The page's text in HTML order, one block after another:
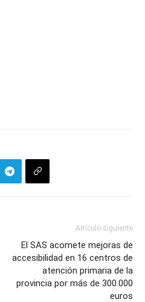
Artículo siguiente
El SAS acomete mejoras de
accesibilidad en 16 centros de
atención primaria de la
provincia por más de 300.000
euros